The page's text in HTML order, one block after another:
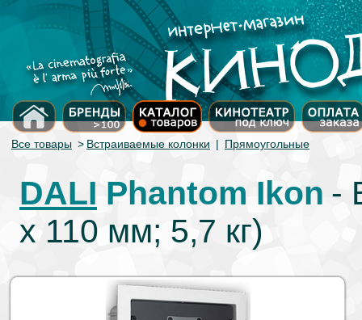
Все товары > Встраиваемые колонки | Прямоугольные
DALI Phantom Ikon -
x 110 мм; 5,7 кг)